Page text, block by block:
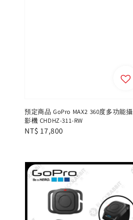
預定商品 GoPro MAX2 360度多功能攝
影機 CHDHZ-311-RW
Regular
NT$ 17,800